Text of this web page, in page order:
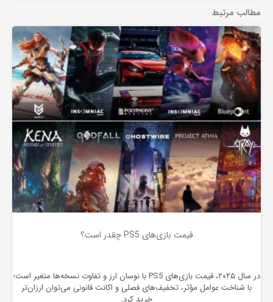
مطالب مرتبط
قیمت بازی‌های PS5 چقدر است؟
در سال ۲۰۲۵، قیمت بازی‌های PS5 با نوسان ارز و تفاوت نسخه‌ها متغیر است؛
با شناخت عوامل مؤثر، تخفیف‌های فصلی و اکانت قانونی می‌توان ارزان‌تر
خرید کرد.